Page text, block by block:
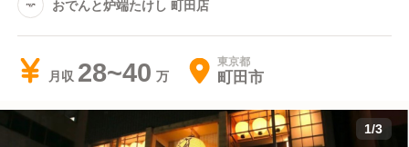
おでんと炉端たけし 町田店
月収 28~40 東京都
町田市
1/3